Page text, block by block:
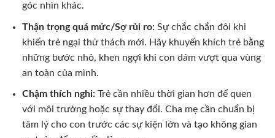
góc nhìn khác.
Thận trọng quá mức/Sợ rủi ro:Sự chắc chắn đôi khi
khiến trẻ ngại thử thách mới. Hãy khuyến khích trẻ bằng
những bước nhỏ, khen ngợi khi con dám vượt qua vùng
an toàn của mình.
Chậm thích nghi:Trẻ cần nhiều thời gian hơn để quen
với môi trường hoặc sự thay đổi. Cha mẹ cần chuẩn bị
tâm lý cho con trước các sự kiện lớn và tạo không gian